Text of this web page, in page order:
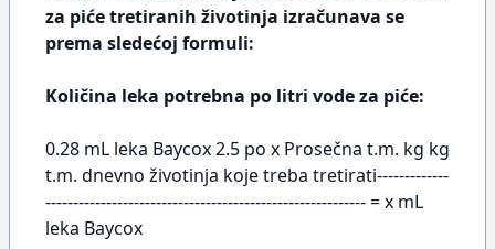
za piće tretiranih životinja izračunava se
prema sledećoj formuli:
Količina leka potrebna po litri vode za piće:
0.28 mL leka Baycox 2.5 po x Prosečna t.m. kg kg
t.m. dnevno životinja koje treba tretirati-------------
---------------------------------------------------------- = x mL
leka Baycox